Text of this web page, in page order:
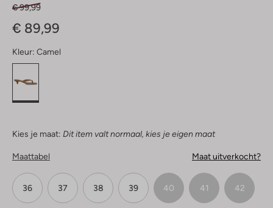
€ 99,99
€ 89,99
Kleur: Camel
Kies je maat: Dit item valt normaal, kies je eigen maat
Maattabel Maat uitverkocht?
36 37 38 39 40 41 42